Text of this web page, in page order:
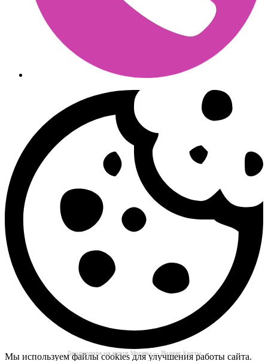
Дендропарк на карте Москвы — Яндекс Карты
Мы используем файлы cookies для улучшения работы сайта.